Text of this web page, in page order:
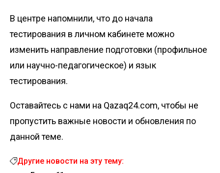
В центре напомнили, что до начала
тестирования в личном кабинете можно
изменить направление подготовки (профильное
или научно-педагогическое) и язык
тестирования.
Оставайтесь с нами на Qazaq24.com, чтобы не
пропустить важные новости и обновления по
данной теме.
Другие новости на эту тему: